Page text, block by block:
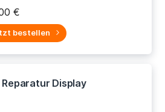
Gerätes.
€
bestellen
Display